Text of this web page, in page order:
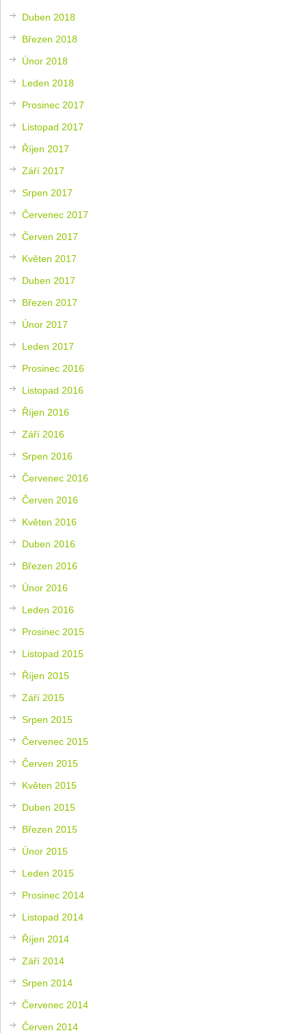
Duben 2018
Březen 2018
Únor 2018
Leden 2018
Prosinec 2017
Listopad 2017
Říjen 2017
Září 2017
Srpen 2017
Červenec 2017
Červen 2017
Květen 2017
Duben 2017
Březen 2017
Únor 2017
Leden 2017
Prosinec 2016
Listopad 2016
Říjen 2016
Září 2016
Srpen 2016
Červenec 2016
Červen 2016
Květen 2016
Duben 2016
Březen 2016
Únor 2016
Leden 2016
Prosinec 2015
Listopad 2015
Říjen 2015
Září 2015
Srpen 2015
Červenec 2015
Červen 2015
Květen 2015
Duben 2015
Březen 2015
Únor 2015
Leden 2015
Prosinec 2014
Listopad 2014
Říjen 2014
Září 2014
Srpen 2014
Červenec 2014
Červen 2014